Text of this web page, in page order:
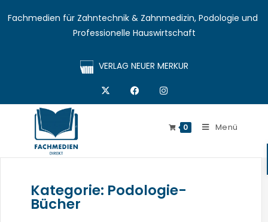
Fachmedien für Zahntechnik & Zahnmedizin, Podologie und
Professionelle Hauswirtschaft
VERLAG NEUER MERKUR
0 Menü
Kategorie: Podologie-
Bücher